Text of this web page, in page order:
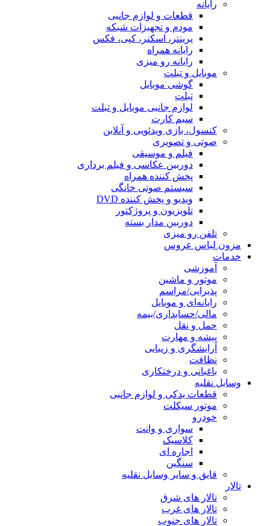
رایانه
قطعات و لوازم جانبی
مودم و تجهیزات شبکه
پرینتر، اسکنر، کپی، فکس
رایانه همراه
رایانه رو میزی
موبایل و تبلت
گوشی موبایل
تبلت
لوازم جانبی موبایل و تبلت
سیم کارت
کنسول، بازی‌ ویدئویی و آنلاین
صوتی و تصویری
فیلم و موسیقی
دوربین عکاسی و فیلم برداری
پخش کننده همراه
سیستم صوتی خانگی
ویدیو و پخش کننده DVD
تلویزیون و پروژکتور
دوربین مدار بسته
تلفن رو میزی
مزون لباس عروس
خدمات
آموزشی
موتور و ماشین
پذیرایی/مراسم
رایانه‌ای و موبایل
مالی/حسابداری/بیمه
حمل و نقل
پیشه و مهارت
آرایشگری و زیبایی
نظافت
باغبانی و درختکاری
وسایل نقلیه
قطعات یدکی و لوازم جانبی
موتور سیکلت
خودرو
سواری و وانت
کلاسیک
اجاره ای
سنگین
قایق و سایر وسایل نقلیه
تالار
تالار های شرق
تالار های غرب
تالار های جنوب